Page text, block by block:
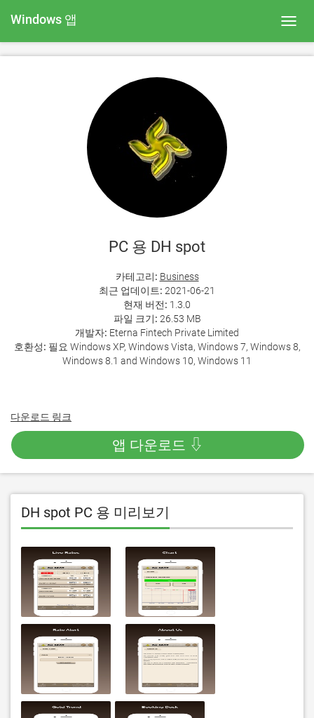
Windows 앱
PC 용 DH spot
카테고리: Business
최근 업데이트: 2021-06-21
현재 버전: 1.3.0
파일 크기: 26.53 MB
개발자: Eterna Fintech Private Limited
호환성: 필요 Windows XP, Windows Vista, Windows 7, Windows 8,
Windows 8.1 and Windows 10, Windows 11
다운로드 링크
앱 다운로드 ⇩
DH spot PC 용 미리보기